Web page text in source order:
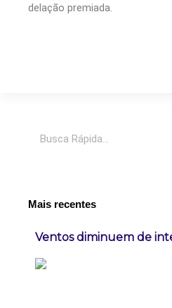
delação premiada.
Mais recentes
Ventos diminuem de